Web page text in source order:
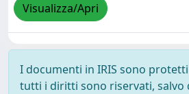
Visualizza/Apri
I documenti in IRIS sono
tutti i diritti sono riservati, salvo